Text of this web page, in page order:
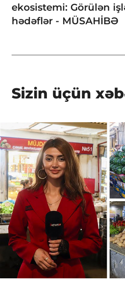
ekosistemi: Görülən
hədəflər - MÜSAHİBƏ
Sizin üçün